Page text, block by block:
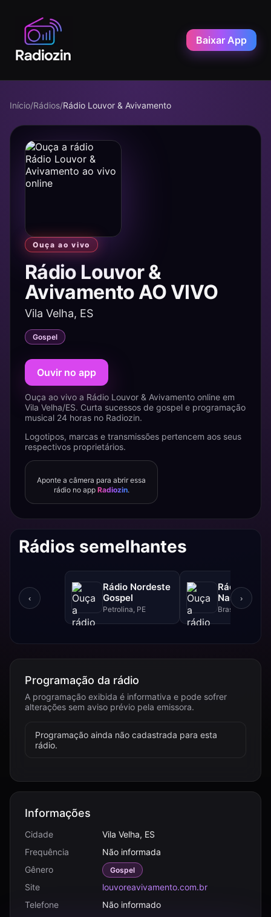
Baixar App
Início/Rádios/Rádio Louvor & Avivamento
Ouça ao vivo
Rádio Louvor &
Avivamento AO VIVO
Vila Velha, ES
Gospel
Ouvir no app
Ouça ao vivo a Rádio Louvor & Avivamento online em
Vila Velha/ES. Curta sucessos de gospel e programação
musical 24 horas no Radiozin.
Logotipos, marcas e transmissões pertencem aos seus
respectivos proprietários.
Aponte a câmera para abrir essa
rádio no app Radiozin.
Rádios semelhantes
‹
Rádio Nordeste
Gospel
Petrolina, PE
Rádio Sol
Nascente
Brasília, DF
›
Programação da rádio
A programação exibida é informativa e pode sofrer
alterações sem aviso prévio pela emissora.
Programação ainda não cadastrada para esta
rádio.
Informações
Cidade
Vila Velha, ES
Frequência
Não informada
Gênero
Gospel
Site
louvoreavivamento.com.br
Telefone
Não informado